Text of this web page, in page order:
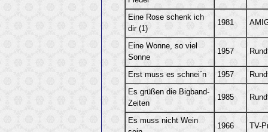
Eine Rose schenk ich
dir (1)
1981
Eine Wonne, so viel
Sonne
1957
Erst muss es schnei´n 1957
Es grüßen die Bigband-
Zeiten
1985
Es muss nicht Wein
1966 TV-